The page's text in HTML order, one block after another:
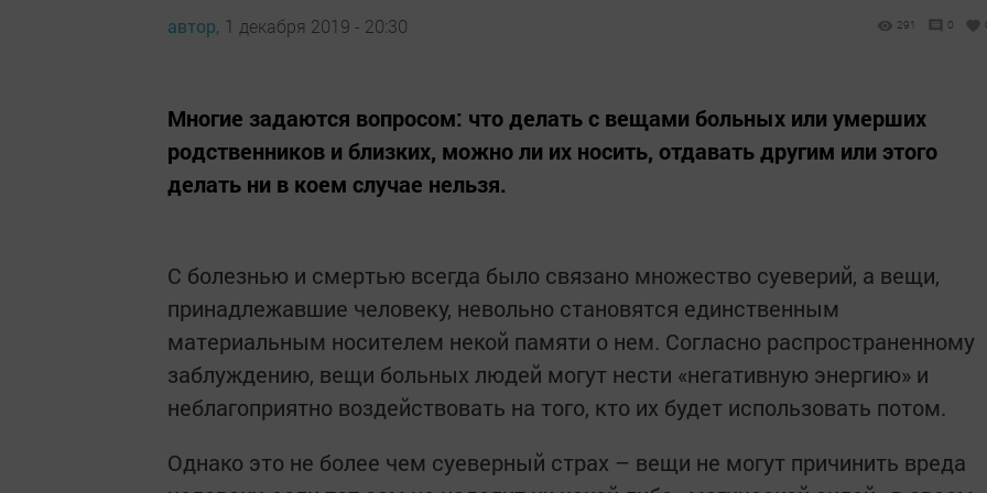
автор, 1 декабря 2019 - 20:30 291 0
Многие задаются вопросом: что делать с вещами больных или умерших
родственников и близких, можно ли их носить, отдавать другим или этого
делать ни в коем случае нельзя.
С болезнью и смертью всегда было связано множество суеверий, а вещи,
принадлежавшие человеку, невольно становятся единственным
материальным носителем некой памяти о нем. Согласно распространенному
заблуждению, вещи больных людей могут нести «негативную энергию» и
неблагоприятно воздействовать на того, кто их будет использовать потом.
Однако это не более чем суеверный страх – вещи не могут причинить вреда